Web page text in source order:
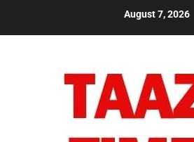
August 7, 2026